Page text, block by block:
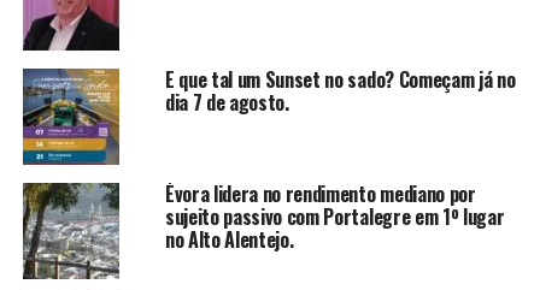
E que tal um Sunset no sado? Começam já no
dia 7 de agosto.
Évora lidera no rendimento mediano por
sujeito passivo com Portalegre em 1º lugar
no Alto Alentejo.